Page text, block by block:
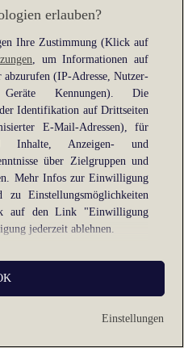
erlauben?
Ihre Zustimmung (Klick auf
, um Informationen auf
abzurufen (IP-Adresse, Nutzer-
Kennungen). Die
Identifikation auf Drittseiten
E-Mail-Adressen), für
Inhalte, Anzeigen- und
über Zielgruppen und
Mehr Infos zur Einwilligung
Einstellungsmöglichkeiten
auf den Link "Einwilligung
jederzeit ablehnen.
grundlos mit Wirkung
Sie z. B. auf den Button
der Website und "Alle
Einstellungen